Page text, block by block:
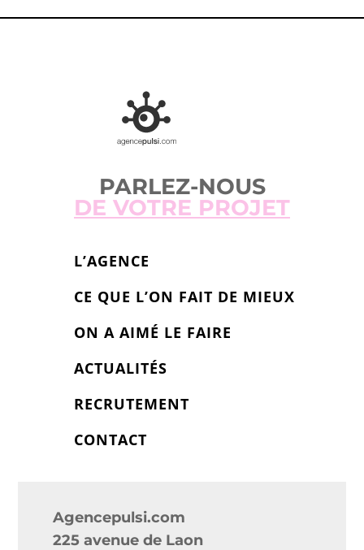
PARLEZ-NOUS
DE VOTRE PROJET
L’AGENCE
CE QUE L’ON FAIT DE MIEUX
ON A AIMÉ LE FAIRE
ACTUALITÉS
RECRUTEMENT
CONTACT
Agencepulsi.com
225 avenue de Laon